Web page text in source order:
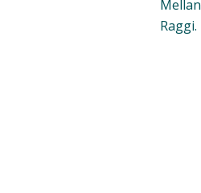
Mellan
Raggi.